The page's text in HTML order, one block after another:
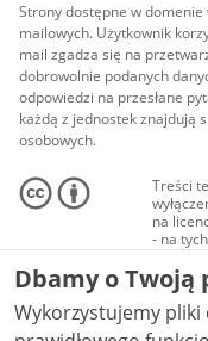
Strony dostępne w
mailowych. Użytkownik
mail zgadza się na
dobrowolnie podanych
odpowiedzi na przesłane
każdą z jednostek znajdują
osobowych.
Treści
na
- na
audio i
NC-ND
Dbamy o Twoją
Wykorzystujemy pliki